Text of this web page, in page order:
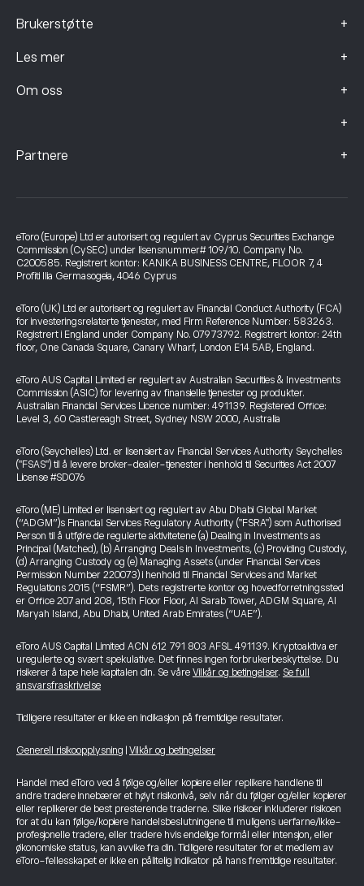
Brukerstøtte +
Les mer +
Om oss +
+
Partnere +
eToro (Europe) Ltd er autorisert og regulert av Cyprus Securities Exchange
Commission (CySEC) under lisensnummer# 109/10. Company No.
C200585. Registrert kontor: KANIKA BUSINESS CENTRE, FLOOR 7, 4
Profiti Ilia Germasogeia, 4046 Cyprus
eToro (UK) Ltd er autorisert og regulert av Financial Conduct Authority (FCA)
for investeringsrelaterte tjenester, med Firm Reference Number: 583263.
Registrert i England under Company No. 07973792. Registrert kontor: 24th
floor, One Canada Square, Canary Wharf, London E14 5AB, England.
eToro AUS Capital Limited er regulert av Australian Securities & Investments
Commission (ASIC) for levering av finansielle tjenester og produkter.
Australian Financial Services Licence number: 491139. Registered Office:
Level 3, 60 Castlereagh Street, Sydney NSW 2000, Australia
eToro (Seychelles) Ltd. er lisensiert av Financial Services Authority Seychelles
("FSAS") til å levere broker-dealer-tjenester i henhold til Securities Act 2007
License #SD076
eToro (ME) Limited er lisensiert og regulert av Abu Dhabi Global Market
(“ADGM”)s Financial Services Regulatory Authority ("FSRA") som Authorised
Person til å utføre de regulerte aktivitetene (a) Dealing in Investments as
Principal (Matched), (b) Arranging Deals in Investments, (c) Providing Custody,
(d) Arranging Custody og (e) Managing Assets (under Financial Services
Permission Number 220073) i henhold til Financial Services and Market
Regulations 2015 (“FSMR”). Dets registrerte kontor og hovedforretningssted
er Office 207 and 208, 15th Floor Floor, Al Sarab Tower, ADGM Square, Al
Maryah Island, Abu Dhabi, United Arab Emirates (“UAE”).
eToro AUS Capital Limited ACN 612 791 803 AFSL 491139. Kryptoaktiva er
uregulerte og svært spekulative. Det finnes ingen forbrukerbeskyttelse. Du
risikerer å tape hele kapitalen din. Se våre Vilkår og betingelser. Se full
ansvarsfraskrivelse
Tidligere resultater er ikke en indikasjon på fremtidige resultater.
Generell risikoopplysning Vilkår og betingelser
Handel med eToro ved å følge og/eller kopiere eller replikere handlene til
andre tradere innebærer et høyt risikonivå, selv når du følger og/eller kopierer
eller replikerer de best presterende traderne. Slike risikoer inkluderer risikoen
for at du kan følge/kopiere handelsbeslutningene til muligens uerfarne/ikke-
profesjonelle tradere, eller tradere hvis endelige formål eller intensjon, eller
økonomiske status, kan avvike fra din. Tidligere resultater for et medlem av
eToro-fellesskapet er ikke en pålitelig indikator på hans fremtidige resultater.